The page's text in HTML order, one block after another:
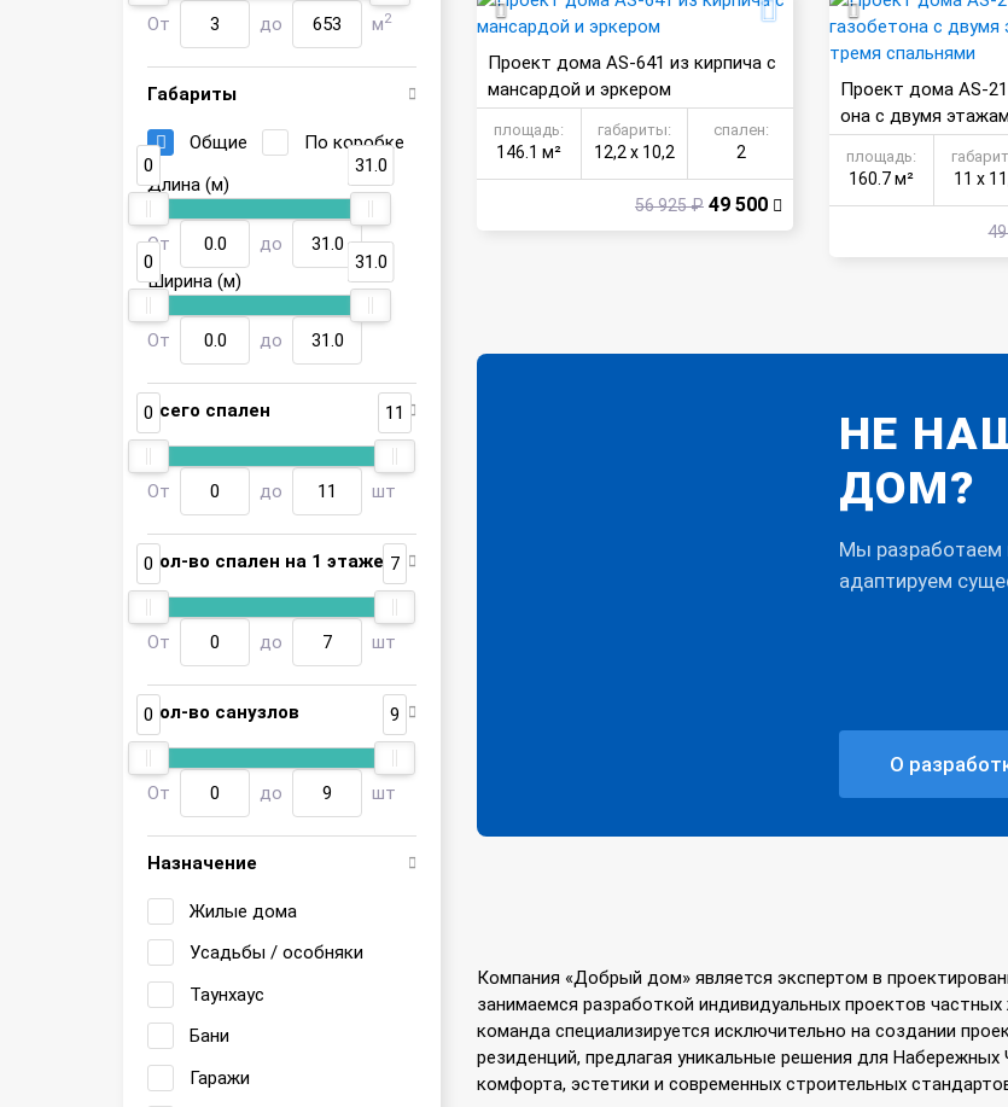
От до м2
Габариты
Общие
По коробке
Длина (м)
0 31.0
От
до
Ширина (м)
0 31.0
От до
Всего спален
0 11
От до шт
Кол-во спален на 1 этаже
0 7
От до шт
Кол-во санузлов
0 9
От до шт
Назначение
Жилые дома
Усадьбы / особняки
Таунхаус
Бани
Гаражи
Проект дома AS-641 из кирпича с
мансардой и эркером
площадь:
146.1 м²
габариты:
12,2 х 10,2
спален:
2
56 925 ₽ 49 500
Проект дома AS-
она с двумя
ьнями
площадь:
160.7 м² 11 х
НЕ
ДОМ?
Мы разработаем
адаптируем
О
Компания «Добрый дом» является экспертом в
занимаемся разработкой индивидуальных проектов
команда специализируется исключительно на создании
резиденций, предлагая уникальные решения для
комфорта, эстетики и современных строительных